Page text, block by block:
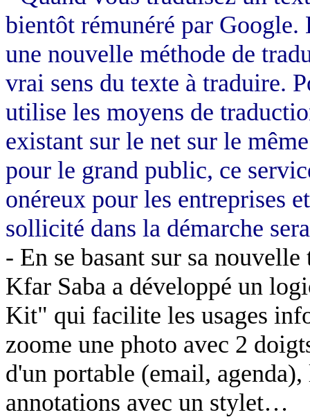
bientôt rémunéré par
une nouvelle méthode de
vrai sens du texte à traduire.
utilise les moyens de
existant sur le net sur le
pour le grand public, ce
onéreux pour les entreprises
sollicité dans la démarche
- En se basant sur sa
Kfar Saba a développé un
Kit" qui facilite les usages
zoome une photo avec 2
d'un portable (email,
annotations avec un stylet…